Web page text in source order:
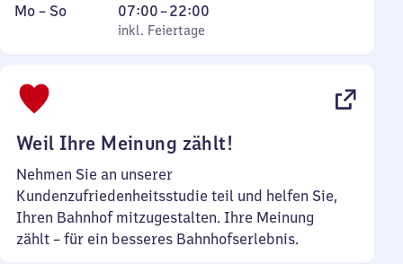
Montag
Mo – So,
inkl. Feiertage
07:00–22:00
Von
7
inkl. Feiertage
Weil Ihre Meinung zählt!
Nehmen Sie an unserer
Kundenzufriedenheitsstudie teil und helfen Sie,
Ihren Bahnhof mitzugestalten. Ihre Meinung
zählt – für ein besseres Bahnhofserlebnis.